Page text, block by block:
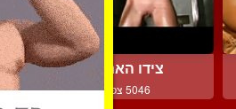
צידו האחר של התשוקה
5046 צפיות | 1 המלצות